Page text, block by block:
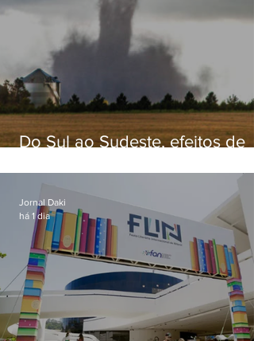
Do Sul ao Sudeste, efeitos de
apreensão na população
Jornal Daki
há 1 dia